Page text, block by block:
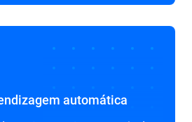
automática